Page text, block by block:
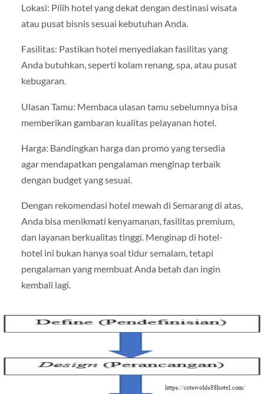
Lokasi: Pilih hotel yang dekat dengan destinasi wisata
atau pusat bisnis sesuai kebutuhan Anda.
Fasilitas: Pastikan hotel menyediakan fasilitas yang
Anda butuhkan, seperti kolam renang, spa, atau pusat
kebugaran.
Ulasan Tamu: Membaca ulasan tamu sebelumnya bisa
memberikan gambaran kualitas pelayanan hotel.
Harga: Bandingkan harga dan promo yang tersedia
agar mendapatkan pengalaman menginap terbaik
dengan budget yang sesuai.
Dengan rekomendasi hotel mewah di Semarang di atas,
Anda bisa menikmati kenyamanan, fasilitas premium,
dan layanan berkualitas tinggi. Menginap di hotel-
hotel ini bukan hanya soal tidur semalam, tetapi
pengalaman yang membuat Anda betah dan ingin
kembali lagi.